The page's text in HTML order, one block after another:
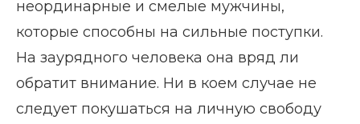
неординарные и смелые мужчины,
которые способны на сильные поступки.
На заурядного человека она вряд ли
обратит внимание. Ни в коем случае не
следует покушаться на личную свободу